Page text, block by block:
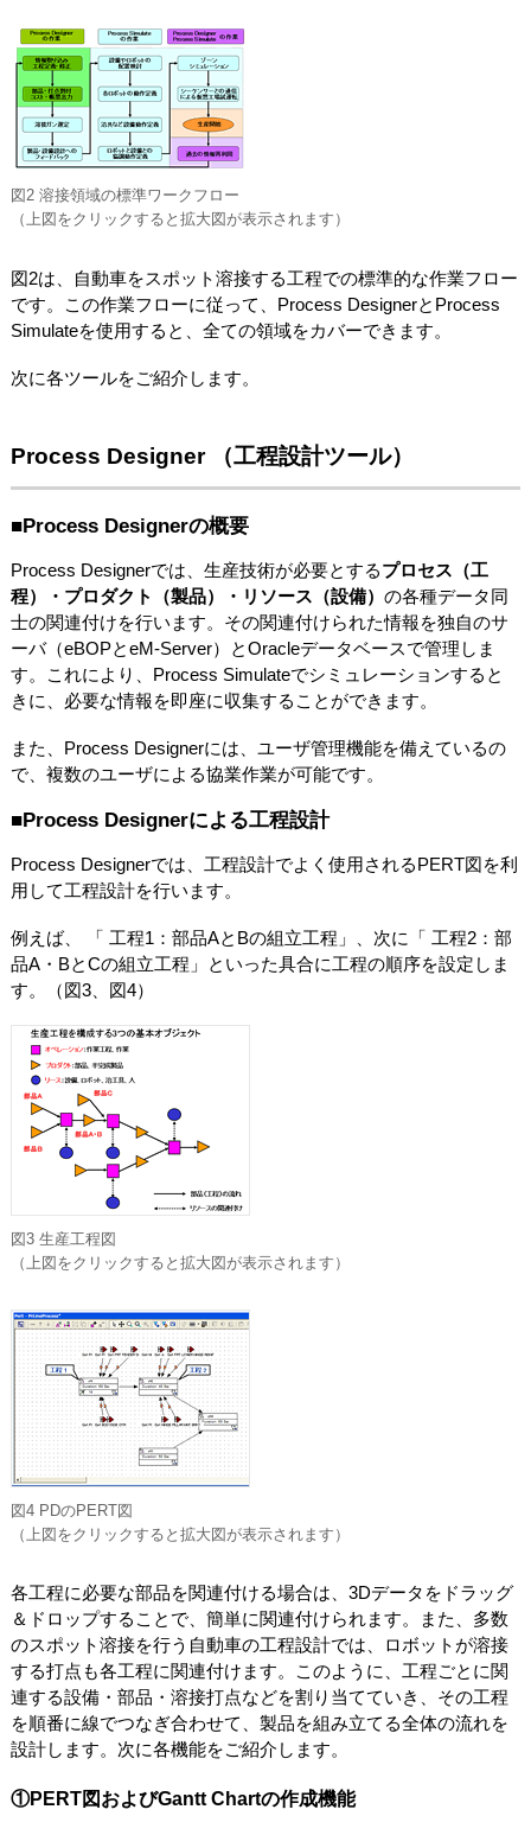
図2 溶接領域の標準ワークフロー
（上図をクリックすると拡大図が表示されます）
図2は、自動車をスポット溶接する工程での標準的な作業フロー
です。この作業フローに従って、Process DesignerとProcess
Simulateを使用すると、全ての領域をカバーできます。
次に各ツールをご紹介します。
Process Designer （工程設計ツール）
■Process Designerの概要
Process Designerでは、生産技術が必要とするプロセス（工
程）・プロダクト（製品）・リソース（設備） の各種データ同
士の関連付けを行います。その関連付けられた情報を独自のサ
ーバ（eBOPとeM-Server）とOracleデータベースで管理しま
す。これにより、Process Simulateでシミュレーションすると
きに、必要な情報を即座に収集することができます。
また、Process Designerには、ユーザ管理機能を備えているの
で、複数のユーザによる協業作業が可能です。
■Process Designerによる工程設計
Process Designerでは、工程設計でよく使用されるPERT図を利
用して工程設計を行います。
例えば、 「 工程1：部品AとBの組立工程」、次に「 工程2：部
品A・BとCの組立工程」といった具合に工程の順序を設定しま
す。（図3、図4）
図3 生産工程図
（上図をクリックすると拡大図が表示されます）
図4 PDのPERT図
（上図をクリックすると拡大図が表示されます）
各工程に必要な部品を関連付ける場合は、3Dデータをドラッグ
＆ドロップすることで、簡単に関連付けられます。また、多数
のスポット溶接を行う自動車の工程設計では、ロボットが溶接
する打点も各工程に関連付けます。このように、工程ごとに関
連する設備・部品・溶接打点などを割り当てていき、その工程
を順番に線でつなぎ合わせて、製品を組み立てる全体の流れを
設計します。次に各機能をご紹介します。
①PERT図およびGantt Chartの作成機能